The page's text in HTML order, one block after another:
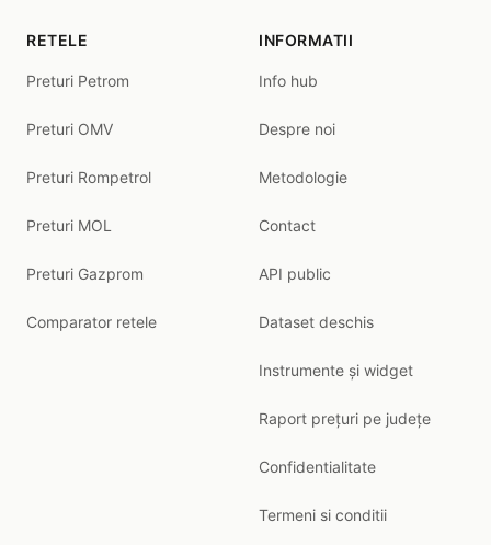
RETELE
Preturi Petrom
Preturi OMV
Preturi Rompetrol
Preturi MOL
Preturi Gazprom
Comparator retele
INFORMATII
Info hub
Despre noi
Metodologie
Contact
API public
Dataset deschis
Instrumente și widget
Raport prețuri pe județe
Confidentialitate
Termeni si conditii